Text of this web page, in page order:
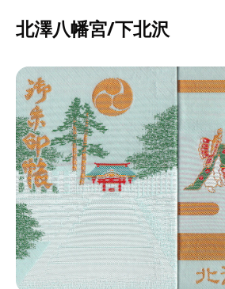
北澤八幡宮/下北沢